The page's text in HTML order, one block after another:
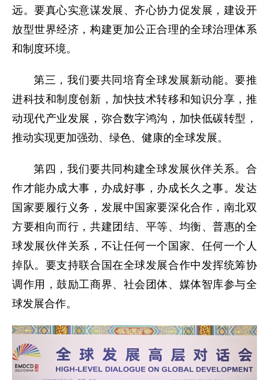
远。要真心实意谋发展、齐心协力促发展，建设开
放型世界经济，构建更加公正合理的全球治理体系
和制度环境。
第三，我们要共同培育全球发展新动能。要推
进科技和制度创新，加快技术转移和知识分享，推
动现代产业发展，弥合数字鸿沟，加快低碳转型，
推动实现更加强劲、绿色、健康的全球发展。
第四，我们要共同构建全球发展伙伴关系。合
作才能办成大事，办成好事，办成长久之事。发达
国家要履行义务，发展中国家要深化合作，南北双
方要相向而行，共建团结、平等、均衡、普惠的全
球发展伙伴关系，不让任何一个国家、任何一个人
掉队。要支持联合国在全球发展合作中发挥统筹协
调作用，鼓励工商界、社会团体、媒体智库参与全
球发展合作。